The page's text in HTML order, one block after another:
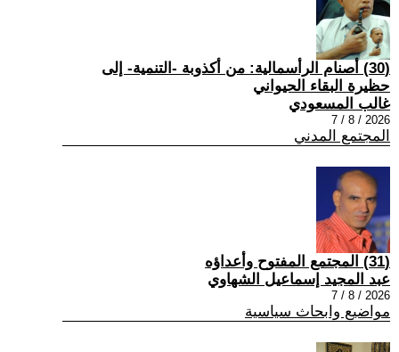
(30) أصنام الرأسمالية: من أكذوبة -التنمية- إلى
حظيرة البقاء الحيواني
غالب المسعودي
2026 / 8 / 7
المجتمع المدني
(31) المجتمع المفتوح وأعداؤه
عبد المجيد إسماعيل الشهاوي
2026 / 8 / 7
مواضيع وابحاث سياسية